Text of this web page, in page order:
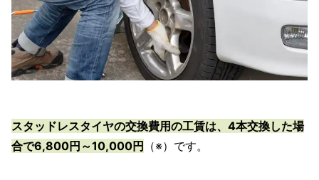
スタッドレスタイヤの交換費用の工賃は、4本交換した場
合で6,800円～10,000円 （※）です。